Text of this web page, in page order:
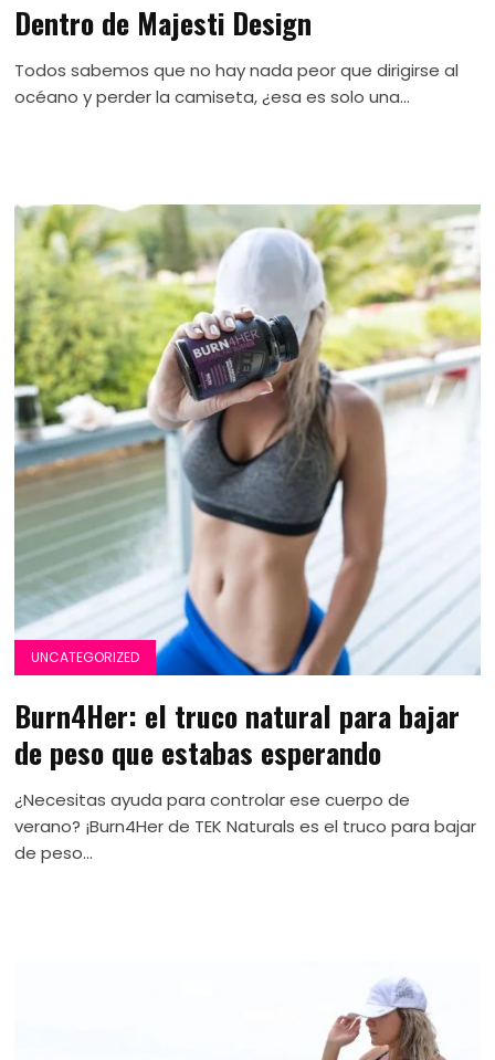
Dentro de Majesti Design
Todos sabemos que no hay nada peor que dirigirse al
océano y perder la camiseta, ¿esa es solo una...
UNCATEGORIZED
Burn4Her: el truco natural para bajar
de peso que estabas esperando
¿Necesitas ayuda para controlar ese cuerpo de
verano? ¡Burn4Her de TEK Naturals es el truco para bajar
de peso...